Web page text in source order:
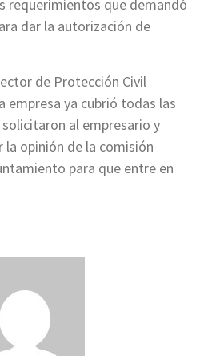
requerimientos que demandó
dar la autorización de
de Protección Civil
empresa ya cubrió todas las
al empresario y
la opinión de la comisión
para que entre en